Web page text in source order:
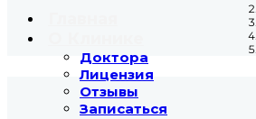
Доктора
Лицензия
Отзывы
Записаться